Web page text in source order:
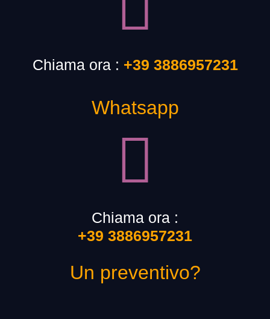
Chiama ora : +39 3886957231
Whatsapp
Chiama ora :
+39 3886957231
Un preventivo?